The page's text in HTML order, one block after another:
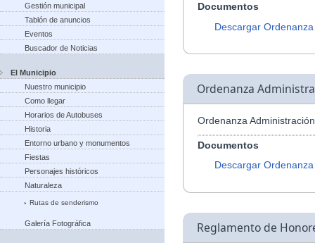
Gestión municipal
Tablón de anuncios
Eventos
Buscador de Noticias
El Municipio
Nuestro municipio
Como llegar
Horarios de Autobuses
Historia
Entorno urbano y monumentos
Fiestas
Personajes históricos
Naturaleza
Rutas de senderismo
Galería Fotográfica
Documentos
Descargar Ordenanza
Ordenanza
Ordenanza
Documentos
Descargar Ordenanza
Reglamento de